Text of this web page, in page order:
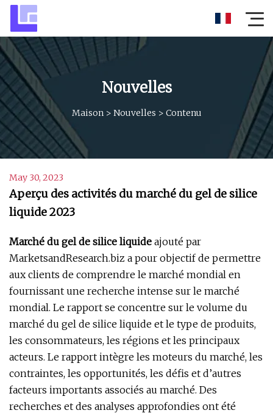
Nouvelles
Maison > Nouvelles > Contenu
May 30, 2023
Aperçu des activités du marché du gel de silice
liquide 2023
Marché du gel de silice liquide ajouté par
MarketsandResearch.biz a pour objectif de permettre
aux clients de comprendre le marché mondial en
fournissant une recherche intense sur le marché
mondial. Le rapport se concentre sur le volume du
marché du gel de silice liquide et le type de produits,
les consommateurs, les régions et les principaux
acteurs. Le rapport intègre les moteurs du marché, les
contraintes, les opportunités, les défis et d’autres
facteurs importants associés au marché. Des
recherches et des analyses approfondies ont été